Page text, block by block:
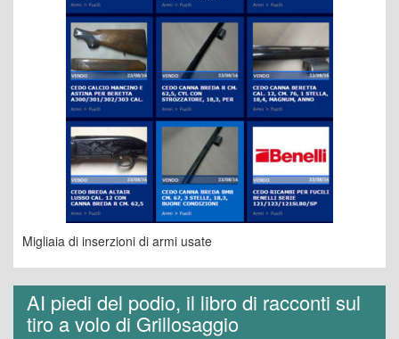
Migliaia di inserzioni di armi usate
AI piedi del podio, il libro di racconti sul
tiro a volo di Grillosaggio